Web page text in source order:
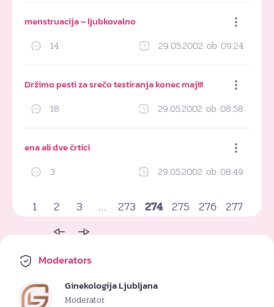
menstruacija – ljubkovalno
14 29.05.2002 ob 09:24
Držimo pesti za srečo testiranja konec maj!!!
18 29.05.2002 ob 08:58
ena ali dve črtici
3 29.05.2002 ob 08:49
1 2 3 … 273 274 275 276 277
Moderators
Ginekologija Ljubljana
Moderator